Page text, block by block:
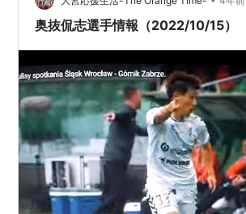
奥抜侃志選手情報（2022/10/15）